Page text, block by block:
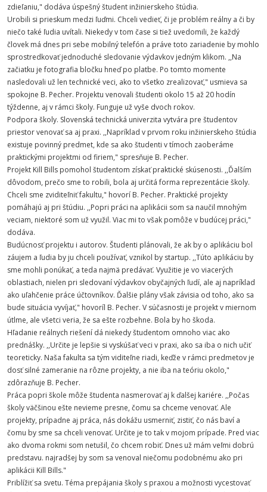
zdieľaniu," dodáva úspešný študent inžinierskeho štúdia.
Urobili si prieskum medzi ľuďmi. Chceli vedieť, či je problém reálny a či by
niečo také ľudia uvítali. Niekedy v tom čase si tiež uvedomili, že každý
človek má dnes pri sebe mobilný telefón a práve toto zariadenie by mohlo
sprostredkovať jednoduché sledovanie výdavkov jedným klikom. ,,Na
začiatku je fotografia bločku hneď po platbe. Po tomto momente
nasledovali už len technické veci, ako to všetko zrealizovať," usmieva sa
spokojne B. Pecher. Projektu venovali študenti okolo 15 až 20 hodín
týždenne, aj v rámci školy. Funguje už vyše dvoch rokov.
Podpora školy. Slovenská technická univerzita vytvára pre študentov
priestor venovať sa aj praxi. ,,Napríklad v prvom roku inžinierskeho štúdia
existuje povinný predmet, kde sa ako študenti v tímoch zaoberáme
praktickými projektmi od firiem," spresňuje B. Pecher.
Projekt Kill Bills pomohol študentom získať praktické skúsenosti. ,,Ďalším
dôvodom, prečo sme to robili, bola aj určitá forma reprezentácie školy.
Chceli sme zviditeľniť fakultu," hovorí B. Pecher. Praktické projekty
pomáhajú aj pri štúdiu. ,,Popri práci na aplikácii som sa naučil mnohým
veciam, niektoré som už využil. Viac mi to však pomôže v budúcej práci,"
dodáva.
Budúcnosť projektu i autorov. Študenti plánovali, že ak by o aplikáciu bol
záujem a ľudia by ju chceli používať, vznikol by startup. ,,Túto aplikáciu by
sme mohli ponúkať, a teda najmä predávať. Využitie je vo viacerých
oblastiach, nielen pri sledovaní výdavkov obyčajných ľudí, ale aj napríklad
ako uľahčenie práce účtovníkov. Ďalšie plány však závisia od toho, ako sa
bude situácia vyvíjať," hovoríl B. Pecher. V súčasnosti je projekt v miernom
útlme, ale všetci veria, že sa ešte rozbehne. Bola by ho škoda.
Hľadanie reálnych riešení dá niekedy študentom omnoho viac ako
prednášky. ,,Určite je lepšie si vyskúšať veci v praxi, ako sa iba o nich učiť
teoreticky. Naša fakulta sa tým viditeľne riadi, keďže v rámci predmetov je
dosť silné zameranie na rôzne projekty, a nie iba na teóriu okolo,"
zdôrazňuje B. Pecher.
Práca popri škole môže študenta nasmerovať aj k ďalšej kariére. ,,Počas
školy väčšinou ešte nevieme presne, čomu sa chceme venovať. Ale
projekty, prípadne aj práca, nás dokážu usmerniť, zistiť, čo nás baví a
čomu by sme sa chceli venovať. Určite je to tak v mojom prípade. Pred viac
ako dvoma rokmi som netušil, čo chcem robiť. Dnes už mám veľmi dobrú
predstavu. najradšej by som sa venoval niečomu podobnému ako pri
aplikácii Kill Bills."
Priblížiť sa svetu. Téma prepájania školy s praxou a možnosti vycestovať